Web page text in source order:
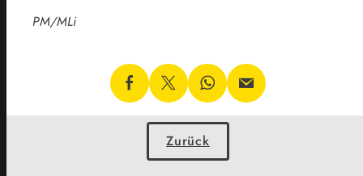
PM/MLi
Zurück